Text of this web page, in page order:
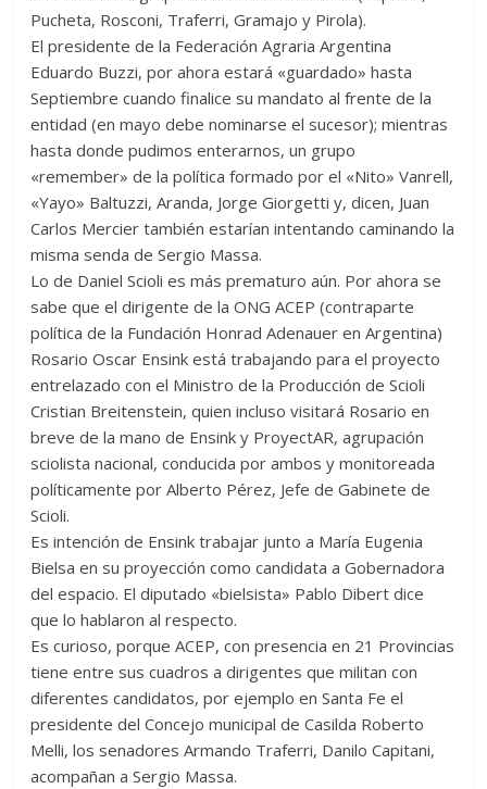
Pucheta, Rosconi, Traferri, Gramajo y Pirola).
El presidente de la Federación Agraria Argentina
Eduardo Buzzi, por ahora estará «guardado» hasta
Septiembre cuando finalice su mandato al frente de la
entidad (en mayo debe nominarse el sucesor); mientras
hasta donde pudimos enterarnos, un grupo
«remember» de la política formado por el «Nito» Vanrell,
«Yayo» Baltuzzi, Aranda, Jorge Giorgetti y, dicen, Juan
Carlos Mercier también estarían intentando caminando la
misma senda de Sergio Massa.
Lo de Daniel Scioli es más prematuro aún. Por ahora se
sabe que el dirigente de la ONG ACEP (contraparte
política de la Fundación Honrad Adenauer en Argentina)
Rosario Oscar Ensink está trabajando para el proyecto
entrelazado con el Ministro de la Producción de Scioli
Cristian Breitenstein, quien incluso visitará Rosario en
breve de la mano de Ensink y ProyectAR, agrupación
sciolista nacional, conducida por ambos y monitoreada
políticamente por Alberto Pérez, Jefe de Gabinete de
Scioli.
Es intención de Ensink trabajar junto a María Eugenia
Bielsa en su proyección como candidata a Gobernadora
del espacio. El diputado «bielsista» Pablo Dibert dice
que lo hablaron al respecto.
Es curioso, porque ACEP, con presencia en 21 Provincias
tiene entre sus cuadros a dirigentes que militan con
diferentes candidatos, por ejemplo en Santa Fe el
presidente del Concejo municipal de Casilda Roberto
Melli, los senadores Armando Traferri, Danilo Capitani,
acompañan a Sergio Massa.